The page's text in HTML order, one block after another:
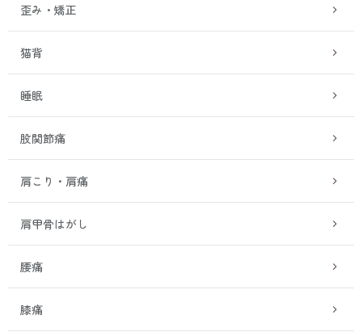
歪み・矯正
猫背
睡眠
股関節痛
肩こり・肩痛
肩甲骨はがし
腰痛
膝痛